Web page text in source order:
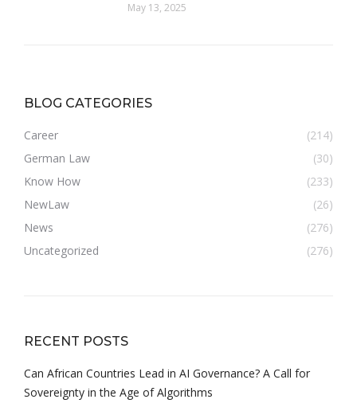
May 13, 2025
BLOG CATEGORIES
Career
(214)
German Law
(30)
Know How
(233)
NewLaw
(26)
News
(276)
Uncategorized
(276)
RECENT POSTS
Can African Countries Lead in AI Governance? A Call for
Sovereignty in the Age of Algorithms